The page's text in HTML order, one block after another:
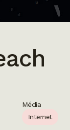
Média
Internet